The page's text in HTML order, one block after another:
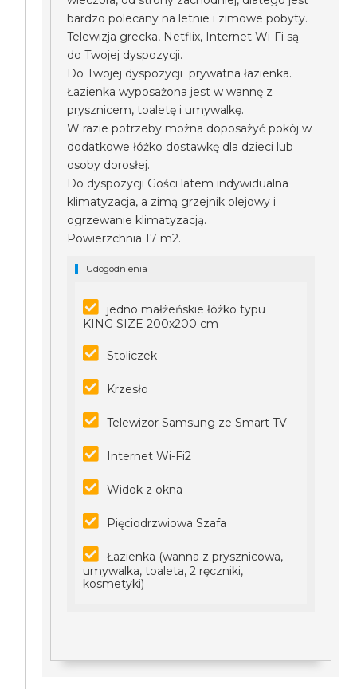
bardzo polecany na letnie i zimowe pobyty.
Telewizja grecka, Netflix, Internet Wi-Fi są
do Twojej dyspozycji.
Do Twojej dyspozycji prywatna łazienka.
Łazienka wyposażona jest w wannę z
prysznicem, toaletę i umywalkę.
W razie potrzeby można doposażyć pokój w
dodatkowe łóżko dostawkę dla dzieci lub
osoby dorosłej.
Do dyspozycji Gości latem indywidualna
klimatyzacja, a zimą grzejnik olejowy i
ogrzewanie klimatyzacją.
Powierzchnia 17 m2.
Udogodnienia
jedno małżeńskie łóżko typu
KING SIZE 200x200 cm
Stoliczek
Krzesło
Telewizor Samsung ze Smart TV
Internet Wi-Fi2
Widok z okna
Pięciodrzwiowa Szafa
Łazienka (wanna z prysznicowa,
umywalka, toaleta, 2 ręczniki,
kosmetyki)